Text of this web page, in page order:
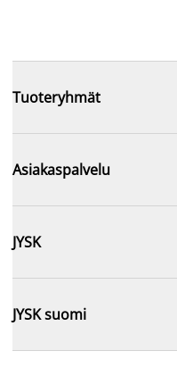
Tuoteryhmät
Asiakaspalvelu
JYSK
JYSK suomi